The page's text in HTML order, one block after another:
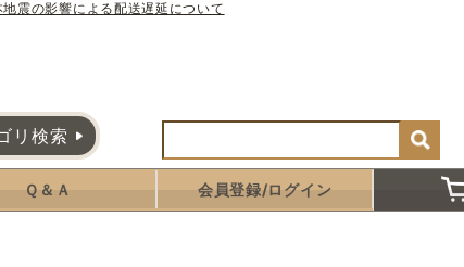
地震の影響による配送遅延について
リ検索
Ｑ＆Ａ 会員登録/ログイン